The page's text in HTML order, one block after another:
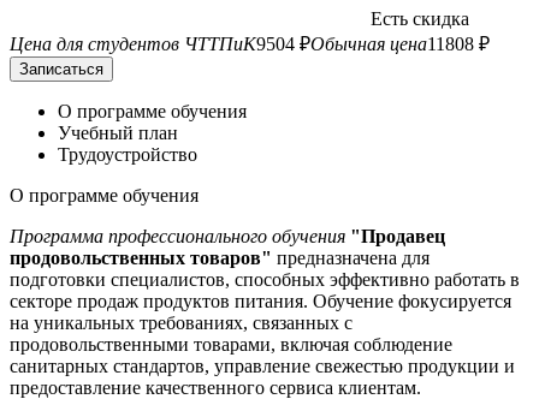
Есть скидка
Цена для студентов ЧТТПиК9504 ₽Обычная цена11808 ₽
Записаться
О программе обучения
Учебный план
Трудоустройство
О программе обучения
Программа профессионального обучения "Продавец
продовольственных товаров" предназначена для
подготовки специалистов, способных эффективно работать в
секторе продаж продуктов питания. Обучение фокусируется
на уникальных требованиях, связанных с
продовольственными товарами, включая соблюдение
санитарных стандартов, управление свежестью продукции и
предоставление качественного сервиса клиентам.